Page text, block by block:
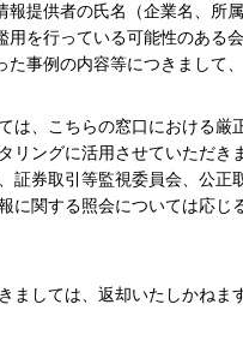
供者の氏名（企業名、所
用を行っている可能性のある
事例の内容等につきまして
、こちらの窓口における厳
リングに活用させていただ
証券取引等監視委員会、公正
に関する照会については応じ
しては、返却いたしかねま